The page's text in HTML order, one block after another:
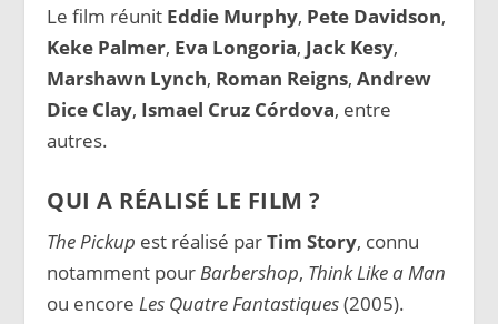
Le film réunit Eddie Murphy, Pete Davidson,
Keke Palmer, Eva Longoria, Jack Kesy,
Marshawn Lynch, Roman Reigns,Andrew
Dice Clay, Ismael Cruz Córdova, entre
autres.
QUI A RÉALISÉ LE FILM ?
The Pickup est réalisé parTim Story, connu
notamment pourBarbershop, Think Like a Man
ou encoreLes Quatre Fantastiques(2005).